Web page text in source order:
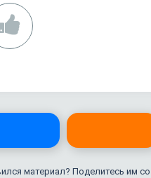
материал? Поделитесь им